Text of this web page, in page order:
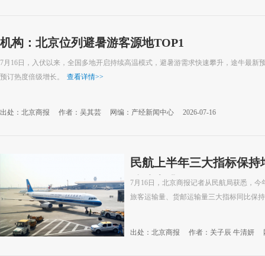
机构：北京位列避暑游客源地TOP1
7月16日，入伏以来，全国多地开启持续高温模式，避暑游需求快速攀升，途牛最新
预订热度倍级增长。
查看详情>>
出处：北京商报 作者：吴其芸 网编：产经新闻中心 2026-07-16
民航上半年三大指标保
持续上升
7月16日，北京商报记者从民航局获悉，
旅客运输量、货邮运输量三大指标同比保
出处：北京商报 作者：关子辰 牛清妍